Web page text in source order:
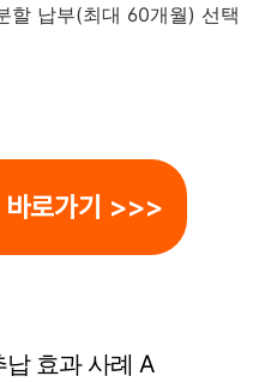
할 납부(최대 60개월) 선택
로가기 >>>
효과 사례 A